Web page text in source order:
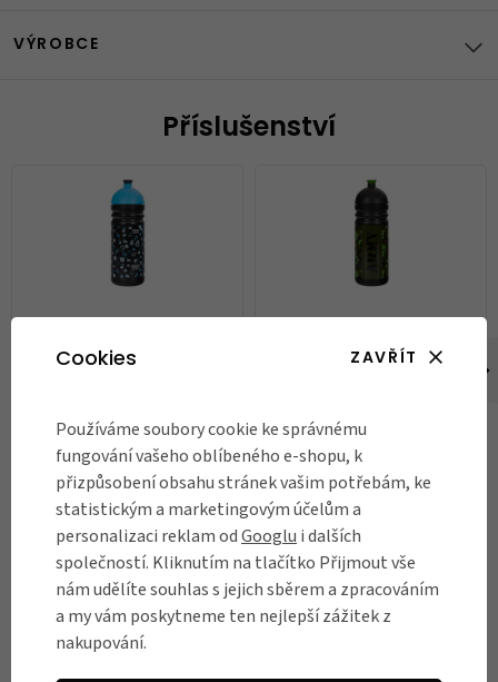
VÝROBCE
Příslušenství
Zdravá lahev 0,7 l, Scratch
Dodáváme do 7 dnů
DO KOŠÍKU
Zdravá lahev 0,7 l, Army
Skladem
DO KOŠÍKU
RECENZE
Názory našich zákazníků
Cookies ZAVŘÍT
Používáme soubory cookie ke správnému
fungování vašeho oblíbeného e-shopu, k
přizpůsobení obsahu stránek vašim potřebám, ke
statistickým a marketingovým účelům a
personalizaci reklam odGooglu i dalších
společností. Kliknutím na tlačítko Přijmout vše
nám udělíte souhlas s jejich sběrem a zpracováním
a my vám poskytneme ten nejlepší zážitek z
nakupování.